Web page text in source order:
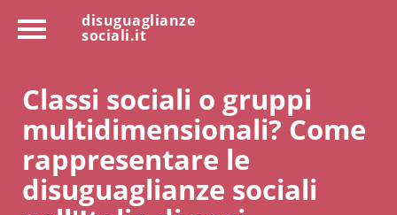
disuguaglianze
sociali.it
Classi sociali o gruppi
multidimensionali? Come
rappresentare le
disuguaglianze sociali